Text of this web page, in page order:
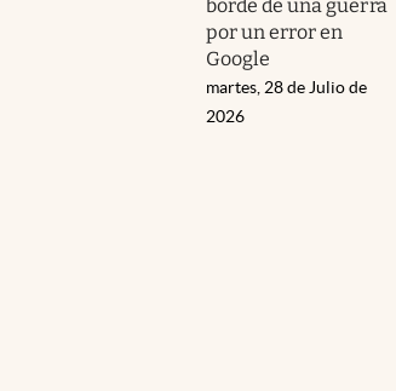
borde de una guerra
por un error en
Google
martes, 28 de Julio de
2026